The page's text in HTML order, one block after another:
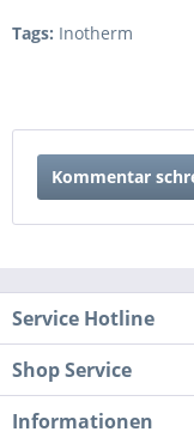
Tags: Inotherm
Kommentar
Service Hotline
Shop Service
Informationen